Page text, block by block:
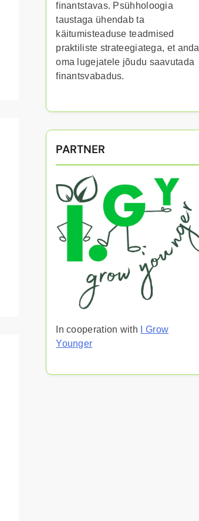
finantstavas. Psühholoogia
taustaga ühendab ta
käitumisteaduse teadmised
praktiliste strateegiatega, et anda
oma lugejatele jõudu saavutada
finantsvabadus.
PARTNER
In cooperation with
I Grow
Younger